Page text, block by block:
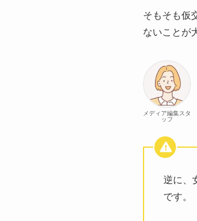
そもそも仮
ないことが
メディア編集スタ
ッフ
逆に、
です。